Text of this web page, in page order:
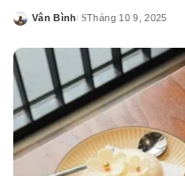
Posted
Vân Bình Tháng 10 9, 2025